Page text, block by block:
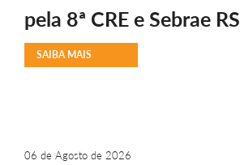
pela 8ª CRE e Sebrae RS
SAIBA MAIS
06 de Agosto de 2026